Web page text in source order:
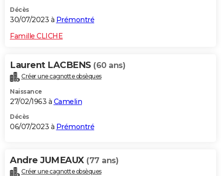
Décès
30/07/2023 à Prémontré
Famille CLICHE
Laurent LACBENS (60 ans)
Créer une cagnotte obsèques
Naissance
27/02/1963 à Camelin
Décès
06/07/2023 à Prémontré
Andre JUMEAUX (77 ans)
Créer une cagnotte obsèques